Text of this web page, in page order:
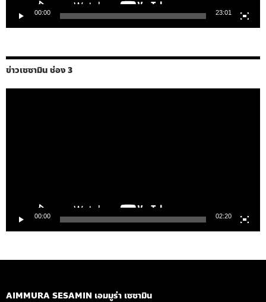
00:00 23:01
ข่าวเซซามิน ช่อง 3
ตัว
00:00 02:20
AIMMURA SESAMIN เอมมูร่า เซซามิน